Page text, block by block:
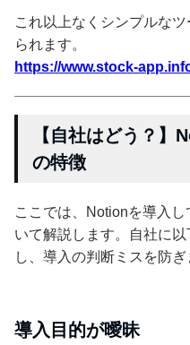
これ以上なくシンプルな
られます。
https://www.stock-
【自社はどう？】
の特徴
ここでは、Notionを導入
いて解説します。自社に
し、導入の判断ミスを防ぎ
導入目的が曖昧